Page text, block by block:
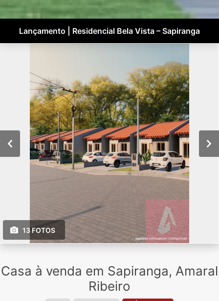
Lançamento | Residencial Bela Vista – Sapiranga
13 FOTOS
Casa à venda em Sapiranga, Amaral
Ribeiro